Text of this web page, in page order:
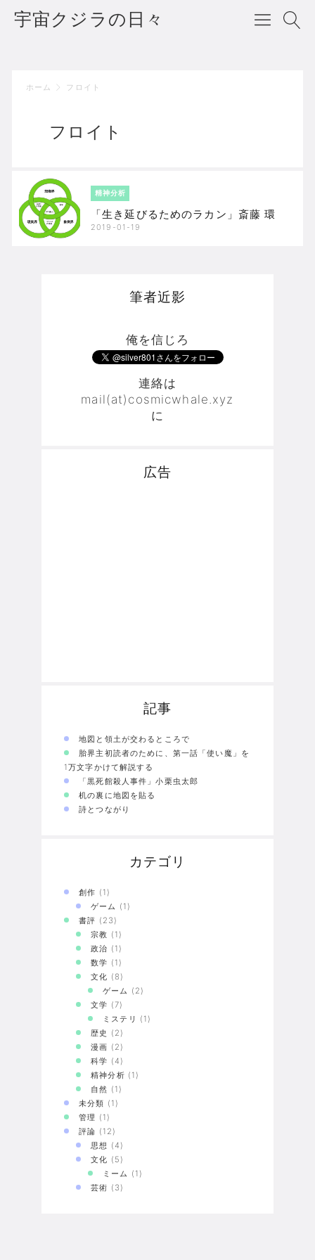
宇宙クジラの日々
ホーム フロイト
フロイト
精神分析
「生き延びるためのラカン」斎藤 環
2019-01-19
筆者近影
俺を信じろ
連絡は
mail(at)cosmicwhale.xyz
に
広告
記事
地図と領土が交わるところで
胎界主初読者のために、第一話「使い魔」を
1万文字かけて解説する
「黒死館殺人事件」小栗虫太郎
机の裏に地図を貼る
詩とつながり
カテゴリ
創作 (1)
ゲーム (1)
書評 (23)
宗教 (1)
政治 (1)
数学 (1)
文化 (8)
ゲーム (2)
文学 (7)
ミステリ
(1)
歴史 (2)
漫画 (2)
科学 (4)
精神分析 (1)
自然 (1)
未分類 (1)
管理 (1)
評論 (12)
思想 (4)
文化 (5)
ミーム (1)
芸術 (3)